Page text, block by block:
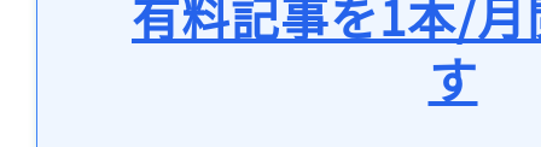
有料記事を1本/
す